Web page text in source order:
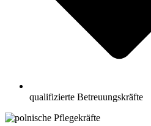
qualifizierte Betreuungskräfte